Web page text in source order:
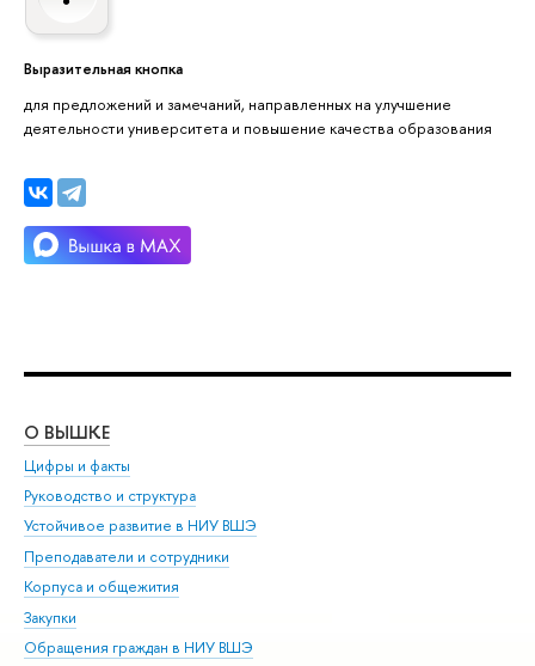
Выразительная кнопка
для предложений и замечаний, направленных на улучшение
деятельности университета и повышение качества образования
О ВЫШКЕ
Цифры и факты
Руководство и структура
Устойчивое развитие в НИУ ВШЭ
Преподаватели и сотрудники
Корпуса и общежития
Закупки
Обращения граждан в НИУ ВШЭ